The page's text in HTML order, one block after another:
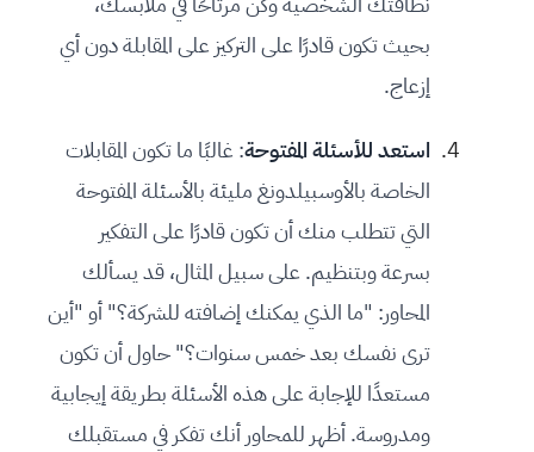
بحيث تكون قادرًا على التركيز على المقابلة دون أي
إزعاج.
استعد للأسئلة المفتوحة: غالبًا ما تكون المقابلات
الخاصة بالأوسبيلدونغ مليئة بالأسئلة المفتوحة
التي تتطلب منك أن تكون قادرًا على التفكير
بسرعة وبتنظيم. على سبيل المثال، قد يسألك
المحاور: "ما الذي يمكنك إضافته للشركة؟" أو "أين
ترى نفسك بعد خمس سنوات؟" حاول أن تكون
مستعدًا للإجابة على هذه الأسئلة بطريقة إيجابية
ومدروسة. أظهر للمحاور أنك تفكر في مستقبلك